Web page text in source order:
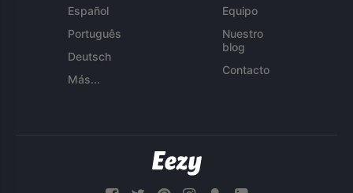
Español
Português
Deutsch
Más...
Equipo
Nuestro
blog
Contacto